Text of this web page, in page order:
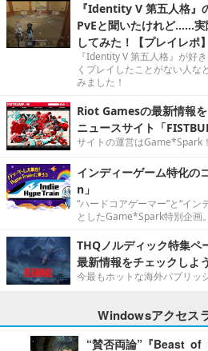
『Identity V 第五人格』
PvEと聞いたけれど……実
してみた！【プレイレポ】
『Identity V 第五人格』が好
くプレイしたことがない人な
みました！
Riot Gamesの最新情報
ニュースサイト「
サイトの運営はGame*Spark！
インディーゲーム特化
n」
“ハードコアゲーマー”と“イ
としたGame*Spark特別企画。
THQノルディック特集ペ
最新情報をチェックしよう
今最もホットな海外パブリッ
Windowsアクセス
“賛否両論”『Beast